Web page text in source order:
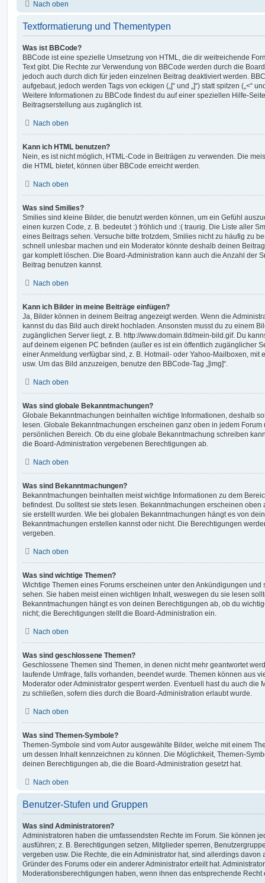
Nach oben
Textformatierung und Thementypen
Was ist BBCode?
BBCode ist eine spezielle Umsetzung von HTML, die dir weitreichende
Text gibt. Die Rechte zur Verwendung von BBCode werden durch die
jedoch auch durch dich für jeden einzelnen Beitrag deaktiviert werden.
aufgebaut, jedoch werden Tags von eckigen („[“ und „]“) statt spitzen („<“
Weitere Informationen zu BBCode findest du auf einer speziellen Hilfe-
Beitragserstellung aus zugänglich ist.
Nach oben
Kann ich HTML benutzen?
Nein, es ist nicht möglich, HTML-Code in Beiträgen zu verwenden. Die
die HTML bietet, können über BBCode erreicht werden.
Nach oben
Was sind Smilies?
Smilies sind kleine Bilder, die benutzt werden können, um ein Gefühl
einen kurzen Code, z. B. bedeutet :) fröhlich und :( traurig. Die Liste aller
eines Beitrags sehen. Versuche bitte trotzdem, Smilies nicht zu häufig zu
schnell unlesbar machen und ein Moderator könnte deshalb deinen
gar komplett löschen. Die Board-Administration kann auch die Anzahl der
Beitrag benutzen kannst.
Nach oben
Kann ich Bilder in meine Beiträge einfügen?
Ja, Bilder können in deinem Beitrag angezeigt werden. Wenn die
kannst du das Bild auch direkt hochladen. Ansonsten musst du zu einem
zugänglichen Server liegt, z. B. http://www.domain.tld/mein-bild.gif. Du
auf deinem eigenen PC befinden (außer es ist ein öffentlich zugänglicher
einer Anmeldung verfügbar sind, z. B. Hotmail- oder Yahoo-Mailboxen, mit
usw. Um das Bild anzuzeigen, benutze den BBCode-Tag „[img]“.
Nach oben
Was sind globale Bekanntmachungen?
Globale Bekanntmachungen beinhalten wichtige Informationen, deshalb
lesen. Globale Bekanntmachungen erscheinen ganz oben in jedem
persönlichen Bereich. Ob du eine globale Bekanntmachung schreiben
die Board-Administration vergebenen Berechtigungen ab.
Nach oben
Was sind Bekanntmachungen?
Bekanntmachungen beinhalten meist wichtige Informationen zu dem
befindest. Du solltest sie stets lesen. Bekanntmachungen erscheinen oben
sie erstellt wurden. Wie bei globalen Bekanntmachungen hängt es von
Bekanntmachungen erstellen kannst oder nicht. Die Berechtigungen
vergeben.
Nach oben
Was sind wichtige Themen?
Wichtige Themen eines Forums erscheinen unter den Ankündigungen und
sehen. Sie haben meist einen wichtigen Inhalt, weswegen du sie lesen
Bekanntmachungen hängt es von deinen Berechtigungen ab, ob du
nicht; die Berechtigungen stellt die Board-Administration ein.
Nach oben
Was sind geschlossene Themen?
Geschlossene Themen sind Themen, in denen nicht mehr geantwortet
laufende Umfrage, falls vorhanden, beendet wurde. Themen können aus
Moderator oder Administrator gesperrt werden. Eventuell hast du auch die
zu schließen, sofern dies durch die Board-Administration erlaubt wurde.
Nach oben
Was sind Themen-Symbole?
Themen-Symbole sind vom Autor ausgewählte Bilder, welche mit einem
um dessen Inhalt kennzeichnen zu können. Die Möglichkeit, Themen-
deinen Berechtigungen ab, die die Board-Administration gesetzt hat.
Nach oben
Benutzer-Stufen und Gruppen
Was sind Administratoren?
Administratoren haben die umfassendsten Rechte im Forum. Sie können
ausführen; z. B. Berechtigungen setzen, Mitglieder sperren,
vergeben usw. Die Rechte, die ein Administrator hat, sind allerdings
Gründer des Forums oder ein anderer Administrator erteilt hat.
Moderationsberechtigungen haben, wenn ihnen das entsprechende Recht